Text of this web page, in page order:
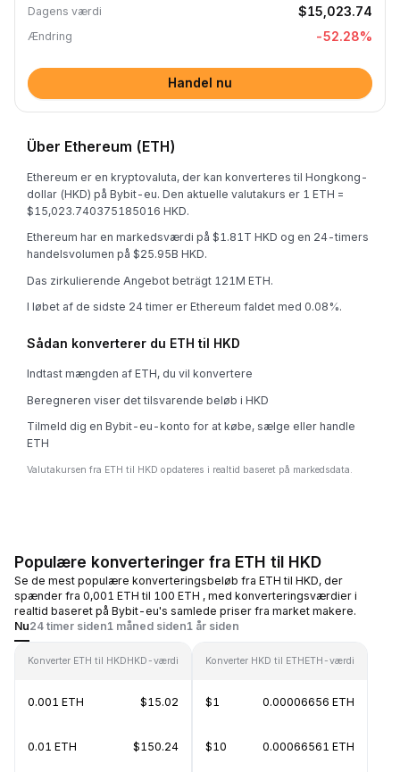
Dagens værdi $15,023.74
Ændring -52.28%
Handel nu
Über Ethereum (ETH)
Ethereum er en kryptovaluta, der kan konverteres til Hongkong-
dollar (HKD) på Bybit-eu. Den aktuelle valutakurs er 1 ETH =
$15,023.740375185016 HKD.
Ethereum har en markedsværdi på $1.81T HKD og en 24-timers
handelsvolumen på $25.95B HKD.
Das zirkulierende Angebot beträgt 121M ETH.
I løbet af de sidste 24 timer er Ethereum faldet med 0.08%.
Sådan konverterer du ETH til HKD
Indtast mængden af ETH, du vil konvertere
Beregneren viser det tilsvarende beløb i HKD
Tilmeld dig en Bybit-eu-konto for at købe, sælge eller handle
ETH
Valutakursen fra ETH til HKD opdateres i realtid baseret på markedsdata.
Populære konverteringer fra ETH til HKD
Se de mest populære konverteringsbeløb fra ETH til HKD, der
spænder fra 0,001 ETH til 100 ETH , med konverteringsværdier i
realtid baseret på Bybit-eu's samlede priser fra market makere.
Nu24 timer siden1 måned siden1 år siden
Konverter ETH til HKDHKD-værdi
0.001 ETH $15.02
0.01 ETH $150.24
Konverter HKD til ETHETH-værdi
$1 0.00006656 ETH
$10 0.00066561 ETH